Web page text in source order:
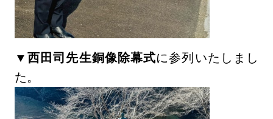
▼西田司先生銅像除幕式に参列いたしまし
た。